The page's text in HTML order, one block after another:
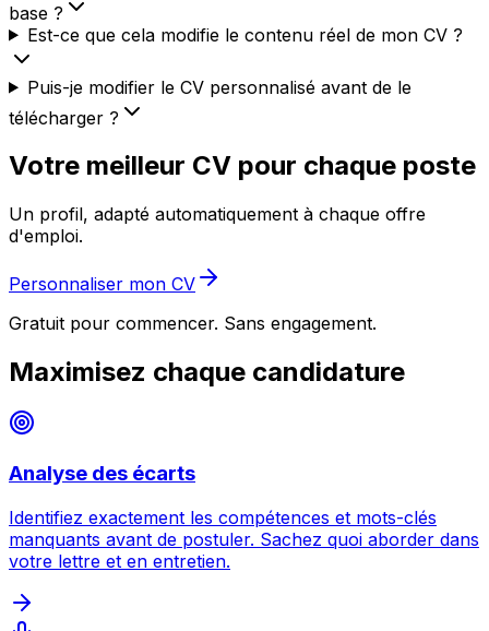
base ?
Est-ce que cela modifie le contenu réel de mon CV ?
Puis-je modifier le CV personnalisé avant de le
télécharger ?
Votre meilleur CV pour chaque poste
Un profil, adapté automatiquement à chaque offre
d'emploi.
Personnaliser mon CV
Gratuit pour commencer. Sans engagement.
Maximisez chaque candidature
Analyse des écarts
Identifiez exactement les compétences et mots-clés
manquants avant de postuler. Sachez quoi aborder dans
votre lettre et en entretien.